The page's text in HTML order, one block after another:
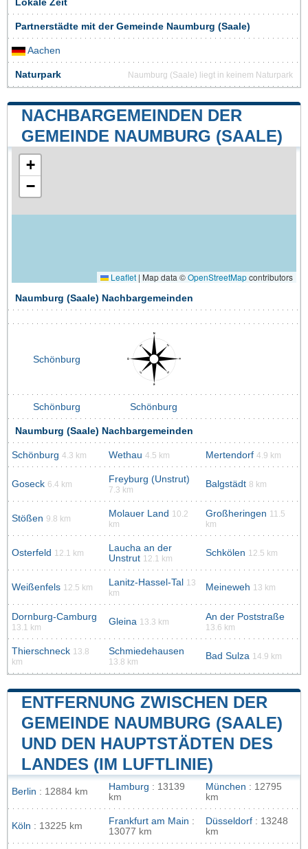
Lokale Zeit
Partnerstädte mit der Gemeinde Naumburg (Saale)
Aachen
Naturpark Naumburg (Saale) liegt in keinem Naturpark
NACHBARGEMEINDEN DER
GEMEINDE NAUMBURG (SAALE)
+
−
Leaflet | Map data ©OpenStreetMapcontributors
Naumburg (Saale) Nachbargemeinden
Schönburg
Schönburg Schönburg
Naumburg (Saale) Nachbargemeinden
Schönburg 4.3 km Wethau 4.5 km Mertendorf 4.9 km
Goseck 6.4 km Freyburg (Unstrut)
7.3 km
Balgstädt 8 km
Stößen 9.8 km Molauer Land 10.2
km
Großheringen 11.5
km
Osterfeld 12.1 km
Laucha an der
Unstrut 12.1 km
Schkölen 12.5 km
Weißenfels 12.5 km Lanitz-Hassel-Tal
13
km
Meineweh 13 km
Dornburg-Camburg
13.1 km
Gleina 13.3 km An der Poststraße
13.6 km
Thierschneck 13.8
km
Schmiedehausen
13.8 km
Bad Sulza 14.9 km
ENTFERNUNG ZWISCHEN DER
GEMEINDE NAUMBURG (SAALE)
UND DEN HAUPTSTÄDTEN DES
LANDES (IM LUFTLINIE)
Berlin : 12884 km Hamburg : 13139
km
München : 12795
km
Köln : 13225 km Frankfurt am Main :
13077 km
Düsseldorf : 13248
km